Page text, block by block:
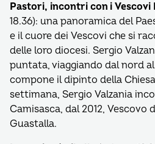
Pastori, incontri con i Vescovi
18.36): una panoramica del
e il cuore dei Vescovi che si
delle loro diocesi. Sergio
puntata, viaggiando dal nord al
compone il dipinto della
settimana, Sergio Valzania
Camisasca, dal 2012, Vescovo
Guastalla.